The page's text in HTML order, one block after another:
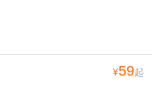
¥59起